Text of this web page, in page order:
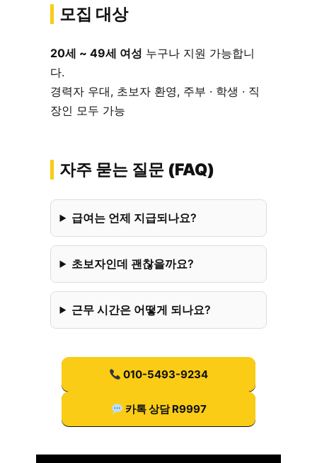
모집 대상
20세 ~ 49세 여성 누구나 지원 가능합니
다.
경력자 우대, 초보자 환영, 주부 · 학생 · 직
장인 모두 가능
자주 묻는 질문 (FAQ)
급여는 언제 지급되나요?
초보자인데 괜찮을까요?
근무 시간은 어떻게 되나요?
010-5493-9234
카톡 상담 R9997